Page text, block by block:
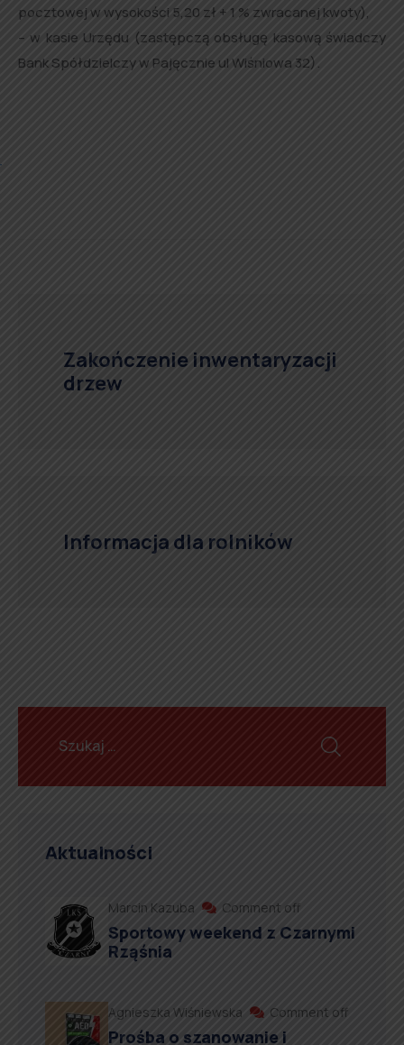
pocztowej w wysokości 5,20 zł + 1 % zwracanej kwoty),
– w kasie Urzędu (zastępczą obsługę kasową świadczy
Bank Spółdzielczy w Pajęcznie ul Wiśniowa 32).
Zakończenie inwentaryzacji
drzew
Informacja dla rolników
Aktualności
Marcin Kazuba Comment off
Sportowy weekend z Czarnymi
Rząśnia
Agnieszka Wiśniewska Comment off
Prośba o szanowanie i